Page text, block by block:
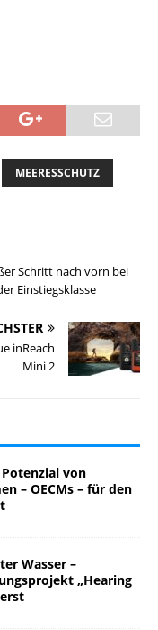
MEERESSCHUTZ
Schritt nach vorn bei
Einstiegsklasse
inReach
Mini 2
von
– OECMs – für den
Wasser –
„Hearing